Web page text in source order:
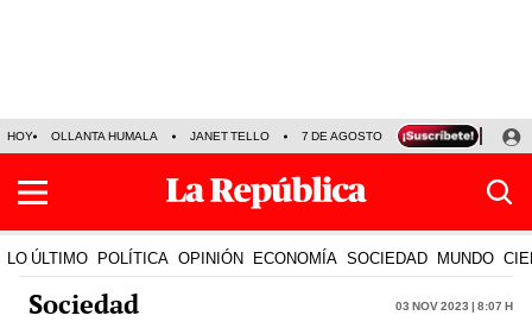
HOY OLLANTA HUMALA JANET TELLO 7 DE AGOSTO TINKA RESULTADOS
LO ÚLTIMO POLÍTICA OPINIÓN ECONOMÍA SOCIEDAD MUNDO
Sociedad 03 Nov 2023 | 8:07 h